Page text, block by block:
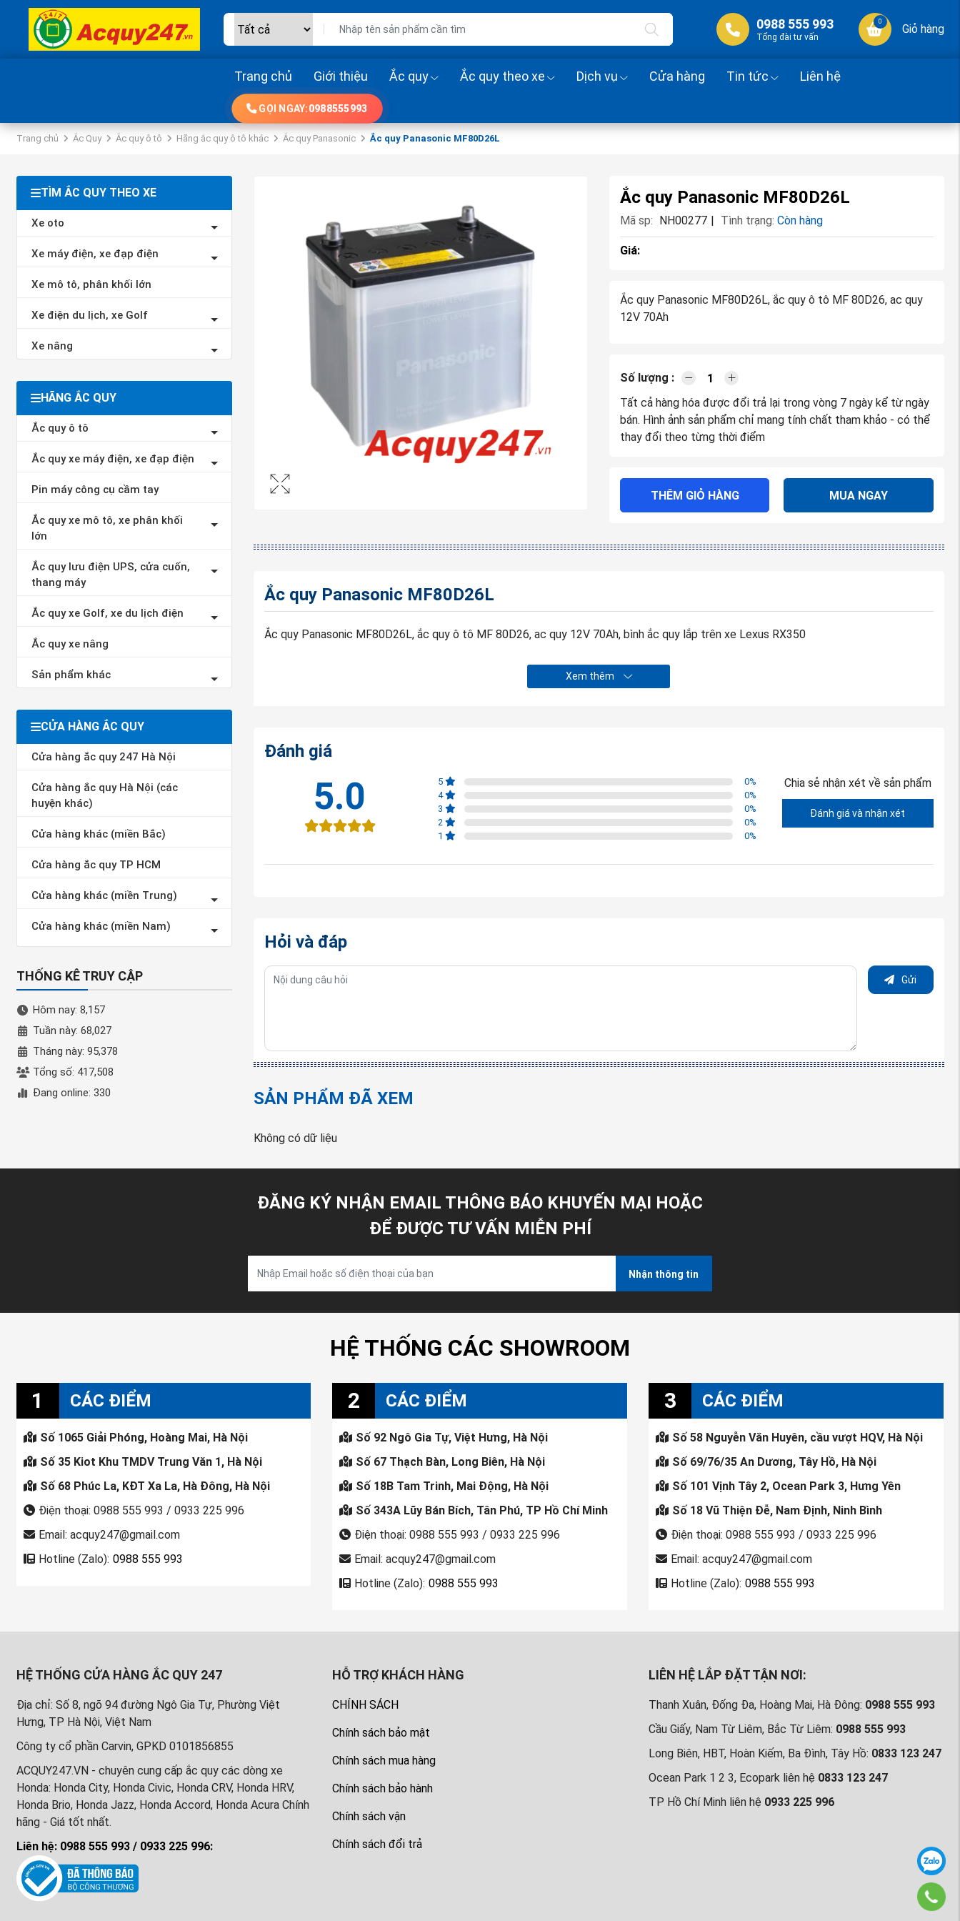
0988 555 993
Tổng đài tư vấn
0
Giỏ hàng
Trang chủ Giới thiệu Ắc quy Ắc quy theo xe Dịch vụ Cửa hàng Tin tức Liên hệ
GỌI NGAY:0988555993
Trang chủ Ắc Quy Ắc quy ô tô Hãng ắc quy ô tô khác Ắc quy Panasonic Ắc quy Panasonic MF80D26L
TÌM ẮC QUY THEO XE
Xe oto
Xe máy điện, xe đạp điện
Xe mô tô, phân khối lớn
Xe điện du lịch, xe Golf
Xe nâng
HÃNG ẮC QUY
Ắc quy ô tô
Ắc quy xe máy điện, xe đạp điện
Pin máy công cụ cầm tay
Ắc quy xe mô tô, xe phân khối
lớn
Ắc quy lưu điện UPS, cửa cuốn,
thang máy
Ắc quy xe Golf, xe du lịch điện
Ắc quy xe nâng
Sản phẩm khác
CỬA HÀNG ẮC QUY
Cửa hàng ắc quy 247 Hà Nội
Cửa hàng ắc quy Hà Nội (các
huyện khác)
Cửa hàng khác (miền Bắc)
Cửa hàng ắc quy TP HCM
Cửa hàng khác (miền Trung)
Cửa hàng khác (miền Nam)
THỐNG KÊ TRUY CẬP
Hôm nay: 8,157
Tuần này: 68,027
Tháng này: 95,378
Tổng số: 417,508
Đang online: 330
Ắc quy Panasonic MF80D26L
Mã sp: NH00277 | Tình trạng: Còn hàng
Giá:
Ắc quy Panasonic MF80D26L, ắc quy ô tô MF 80D26, ac quy
12V 70Ah
Số lượng :
Tất cả hàng hóa được đổi trả lại trong vòng 7 ngày kể từ ngày
bán. Hình ảnh sản phẩm chỉ mang tính chất tham khảo - có thể
thay đổi theo từng thời điểm
THÊM GIỎ HÀNG MUA NGAY
Ắc quy Panasonic MF80D26L
Ắc quy Panasonic MF80D26L, ắc quy ô tô MF 80D26, ac quy 12V 70Ah, bình ắc quy lắp trên xe Lexus RX350
Xem thêm
Đánh giá
5.0 5 0%
4
0%
3
0%
2
0%
1
0%
Chia sẻ nhận xét về sản phẩm
Đánh giá và nhận xét
Hỏi và đáp
Gửi
SẢN PHẨM ĐÃ XEM
Không có dữ liệu
ĐĂNG KÝ NHẬN EMAIL THÔNG BÁO KHUYẾN MẠI HOẶC
ĐỂ ĐƯỢC TƯ VẤN MIỄN PHÍ
Nhận thông tin
HỆ THỐNG CÁC SHOWROOM
1 CÁC ĐIỂM
Số 1065 Giải Phóng, Hoàng Mai, Hà Nội
Số 35 Kiot Khu TMDV Trung Văn 1, Hà Nội
Số 68 Phúc La, KĐT Xa La, Hà Đông, Hà Nội
Điện thoại: 0988 555 993 / 0933 225 996
Email: acquy247@gmail.com
Hotline (Zalo): 0988 555 993
2 CÁC ĐIỂM
Số 92 Ngô Gia Tự, Việt Hưng, Hà Nội
Số 67 Thạch Bàn, Long Biên, Hà Nội
Số 18B Tam Trinh, Mai Động, Hà Nội
Số 343A Lũy Bán Bích, Tân Phú, TP Hồ Chí Minh
Điện thoại: 0988 555 993 / 0933 225 996
Email: acquy247@gmail.com
Hotline (Zalo): 0988 555 993
3 CÁC ĐIỂM
Số 58 Nguyễn Văn Huyên, cầu vượt HQV, Hà Nội
Số 69/76/35 An Dương, Tây Hồ, Hà Nội
Số 101 Vịnh Tây 2, Ocean Park 3, Hưng Yên
Số 18 Vũ Thiện Đễ, Nam Định, Ninh Bình
Điện thoại: 0988 555 993 / 0933 225 996
Email: acquy247@gmail.com
Hotline (Zalo): 0988 555 993
HỆ THỐNG CỬA HÀNG ẮC QUY 247
Địa chỉ: Số 8, ngõ 94 đường Ngô Gia Tự, Phường Việt
Hưng, TP Hà Nội, Việt Nam
Công ty cổ phần Carvin, GPKD 0101856855
ACQUY247.VN - chuyên cung cấp ắc quy các dòng xe
Honda: Honda City, Honda Civic, Honda CRV, Honda HRV,
Honda Brio, Honda Jazz, Honda Accord, Honda Acura Chính
hãng - Giá tốt nhất.
Liên hệ: 0988 555 993 / 0933 225 996:
HỖ TRỢ KHÁCH HÀNG
CHÍNH SÁCH
Chính sách bảo mật
Chính sách mua hàng
Chính sách bảo hành
Chính sách vận
Chính sách đổi trả
LIÊN HỆ LẮP ĐẶT TẬN NƠI:
Thanh Xuân, Đống Đa, Hoàng Mai, Hà Đông: 0988 555 993
Cầu Giấy, Nam Từ Liêm, Bắc Từ Liêm: 0988 555 993
Long Biên, HBT, Hoàn Kiếm, Ba Đình, Tây Hồ: 0833 123 247
Ocean Park 1 2 3, Ecopark liên hệ 0833 123 247
TP Hồ Chí Minh liên hệ 0933 225 996